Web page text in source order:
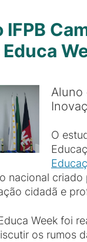
Aluno
O
nacional
cidadã e
Week foi
os rumos